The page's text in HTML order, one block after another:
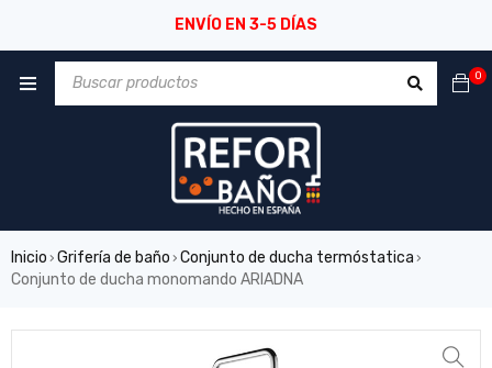
ENVÍO EN 3-5 DÍAS
0
Inicio › Grifería de baño › Conjunto de ducha termóstatica ›
Conjunto de ducha monomando ARIADNA